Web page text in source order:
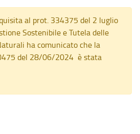
al prot. 334375 del 2 luglio
Sostenibile e Tutela delle
ha comunicato che la
del 28/06/2024 è stata